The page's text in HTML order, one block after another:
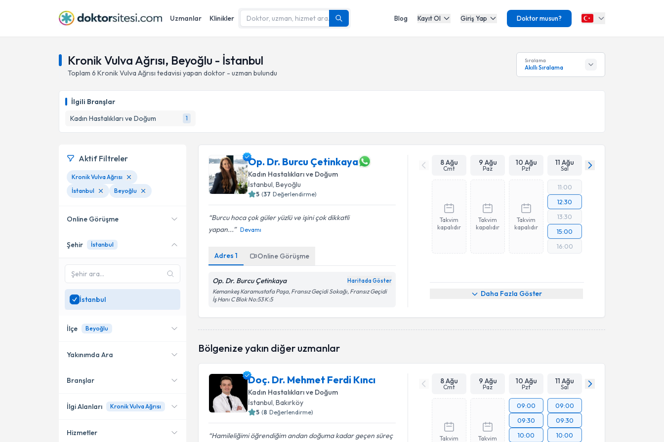
Uzmanlar Klinikler Blog Kayıt Ol Giriş Yap Doktor musun?
Kronik Vulva Ağrısı, Beyoğlu - İstanbul
Toplam 6 Kronik Vulva Ağrısı tedavisi yapan doktor - uzman bulundu
Sıralama
Akıllı Sıralama
İlgili Branşlar
Kadın Hastalıkları ve Doğum
1
Op. Dr. Burcu Çetinkaya
Kadın Hastalıkları ve Doğum
İstanbul, Beyoğlu
5 (37 Değerlendirme)
Burcu hoca çok güler yüzlü ve işini çok dikkatli
yapan...
Devamı
Adres1 Online Görüşme
Op. Dr. Burcu Çetinkaya Haritada Göster
Kemankeş Karamustafa Paşa, Fransız Geçidi Sokağı, Fransız Geçidi
İş Hanı C Blok No:53 K:5
8 Ağu
Cmt
9 Ağu
Paz
10 Ağu
Pzt
11 Ağu
Sal
Takvim
kapalıdır
Takvim
kapalıdır
Takvim
kapalıdır
11:00
12:30
13:30
15:00
16:00
Daha Fazla Göster
Bölgenize yakın diğer uzmanlar
Doç. Dr. Mehmet Ferdi Kıncı
Kadın Hastalıkları ve Doğum
İstanbul, Bakırköy
5 (8 Değerlendirme)
Hamileliğimi öğrendiğim andan doğuma kadar geçen süreç
8 Ağu
Cmt
9 Ağu
Paz
10 Ağu
Pzt
11 Ağu
Sal
Takvim
Takvim
09:00
09:30
10:00
09:00
09:30
10:00
Aktif Filtreler
Kronik Vulva Ağrısı
İstanbul
Beyoğlu
Online Görüşme
Online danışmanlık sunan
Sadeceİstanbul
uzman ara
Şehir İstanbul
İstanbul
İlçe Beyoğlu
Kadıköy
Bakırköy
Yakınımda Ara
Konumuma yakın uzmanları
Branşlar
Kadın Hastalıkları ve Doğum
İlgi Alanları Kronik Vulva Ağrısı
Hizmetler